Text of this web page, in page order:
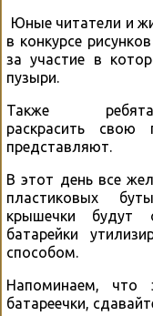
Юные читатели и
в конкурсе
за участие в
пузыри.
Также
раскрасить
представляют.
В этот день все
пластиковых
крышечки будут
батарейки
способом.
Напоминаем, что
батареечки,